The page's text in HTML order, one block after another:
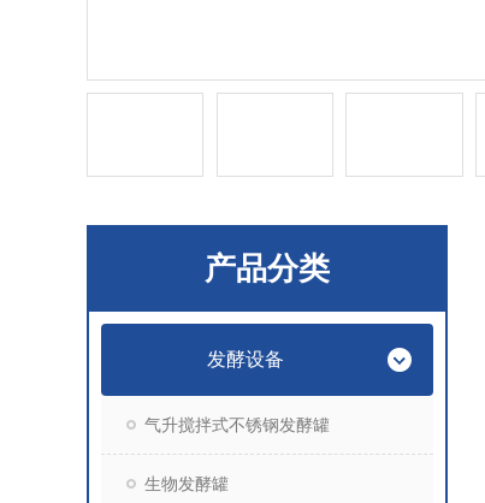
产品分类
发酵设备
气升搅拌式不锈钢发酵罐
生物发酵罐